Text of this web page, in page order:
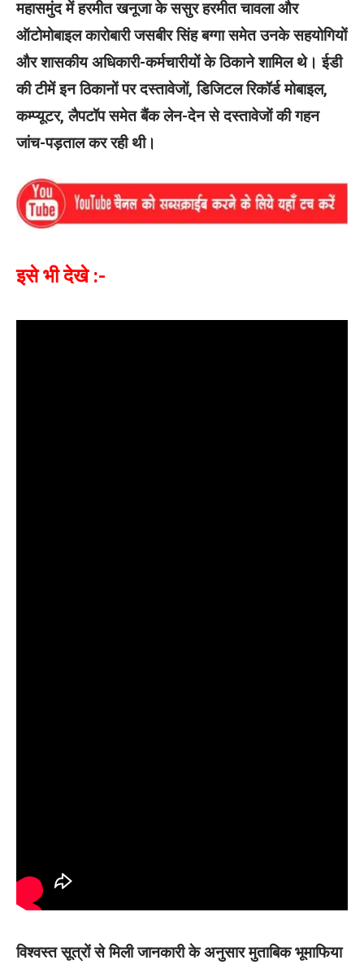
महासमुंद में हरमीत खनूजा के ससुर हरमीत चावला और
ऑटोमोबाइल कारोबारी जसबीर सिंह बग्गा समेत उनके सहयोगियों
और शासकीय अधिकारी-कर्मचारीयों के ठिकाने शामिल थे। ईडी
की टीमें इन ठिकानों पर दस्तावेजों, डिजिटल रिकॉर्ड मोबाइल,
कम्प्यूटर, लैपटॉप समेत बैंक लेन-देन से दस्तावेजों की गहन
जांच-पड़ताल कर रही थी।
इसे भी देखे :-
विश्वस्त सूत्रों से मिली जानकारी के अनुसार मुताबिक भूमाफिया